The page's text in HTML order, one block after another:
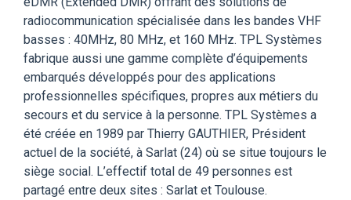
radiocommunication spécialisée dans les bandes VHF
basses : 40MHz, 80 MHz, et 160 MHz. TPL Systèmes
fabrique aussi une gamme complète d’équipements
embarqués développés pour des applications
professionnelles spécifiques, propres aux métiers du
secours et du service à la personne. TPL Systèmes a
été créée en 1989 par Thierry GAUTHIER, Président
actuel de la société, à Sarlat (24) où se situe toujours le
siège social. L’effectif total de 49 personnes est
partagé entre deux sites : Sarlat et Toulouse.